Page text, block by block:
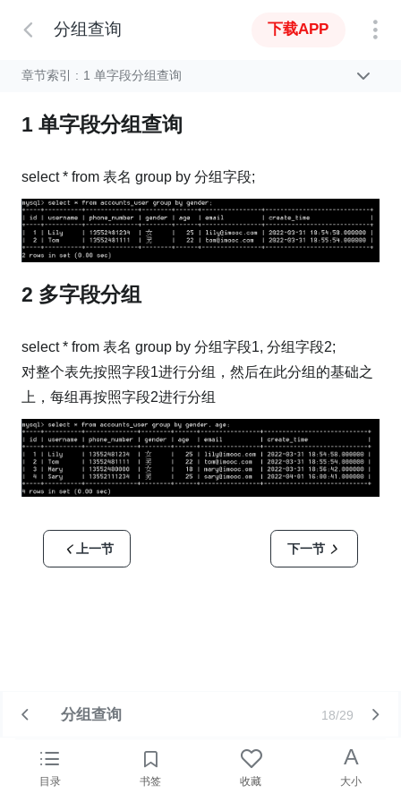
分组查询 下载APP
章节索引 : 1 单字段分组查询
1 单字段分组查询
select * from 表名 group by 分组字段;
2 多字段分组
select * from 表名 group by 分组字段1, 分组字段2;
对整个表先按照字段1进行分组，然后在此分组的基础之
上，每组再按照字段2进行分组
上一节 下一节
分组查询 18/29
目录 书签 收藏
A
大小